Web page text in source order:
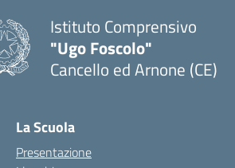
Istituto Comprensivo
"Ugo Foscolo"
Cancello ed Arnone (CE)
La Scuola
Presentazione